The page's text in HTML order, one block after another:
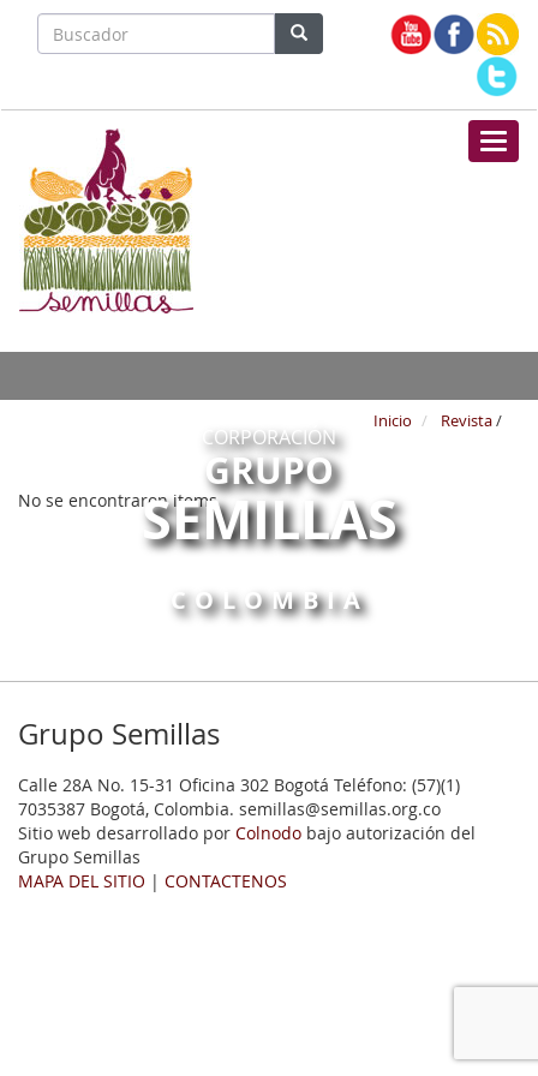
CORPORACIÓN
GRUPO
SEMILLAS
COLOMBIA
Inicio Revista/
No se encontraron items
Grupo Semillas
Calle 28A No. 15-31 Oficina 302 Bogotá Teléfono: (57)(1)
7035387 Bogotá, Colombia. semillas@semillas.org.co
Sitio web desarrollado por Colnodo bajo autorización del
Grupo Semillas
MAPA DEL SITIO | CONTACTENOS